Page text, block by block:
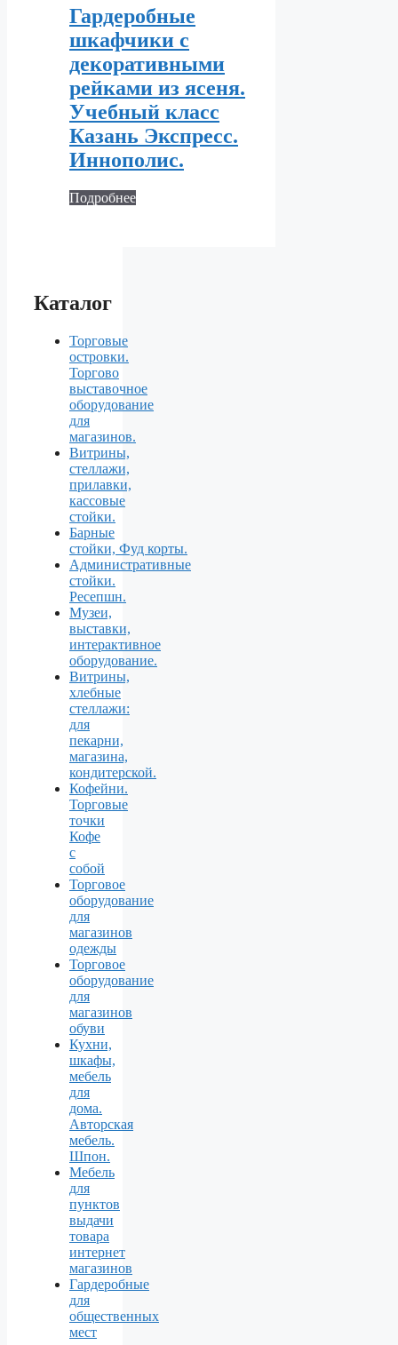
Гардеробные
шкафчики с
декоративными
рейками из ясеня.
Учебный класс
Казань Экспресс.
Иннополис.
Подробнее
Каталог
Торговые
островки.
Торгово
выставочное
оборудование
для
магазинов.
Витрины,
стеллажи,
прилавки,
кассовые
стойки.
Барные
стойки, Фуд корты.
Aдминистративные
стойки.
Ресепшн.
Музеи,
выставки,
интерактивное
оборудование.
Витрины,
хлебные
стеллажи:
для
пекарни,
магазина,
кондитерской.
Кофейни.
Торговые
точки
Кофе
с
собой
Торговое
оборудование
для
магазинов
одежды
Торговое
оборудование
для
магазинов
обуви
Кухни,
шкафы,
мебель
для
дома.
Авторская
мебель.
Шпон.
Мебель
для
пунктов
выдачи
товара
интернет
магазинов
Гардеробные
для
общественных
мест